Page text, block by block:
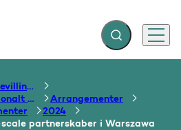
Fold søgefelt ud
Menu
Tilskud, puljer og bevillinger
Tilskud til internationalt samarbejde om uddannelse
Arrangementer
2024
partnerskaber i Warszawa